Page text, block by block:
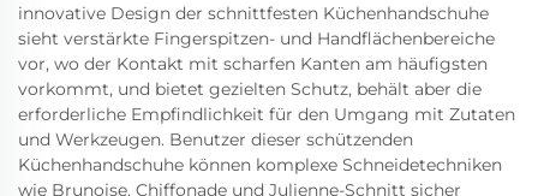
innovative Design der schnittfesten Küchenhandschuhe
sieht verstärkte Fingerspitzen- und Handflächenbereiche
vor, wo der Kontakt mit scharfen Kanten am häufigsten
vorkommt, und bietet gezielten Schutz, behält aber die
erforderliche Empfindlichkeit für den Umgang mit Zutaten
und Werkzeugen. Benutzer dieser schützenden
Küchenhandschuhe können komplexe Schneidetechniken
wie Brunoise, Chiffonade und Julienne-Schnitt sicher